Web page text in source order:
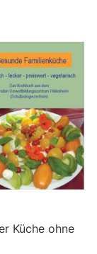
Küche ohne